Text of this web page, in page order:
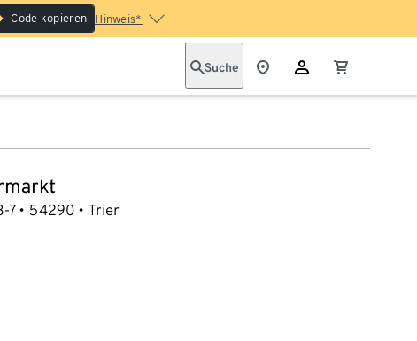
Code kopieren Hinweis*
Suche
7 54290 Trier